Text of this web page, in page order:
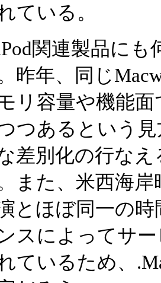
ている。
関連製品にも
昨年、同じ
リ容量や機能
つあるという
差別化の行な
また、米西海
とほぼ同一の
スによってサ
ているため、